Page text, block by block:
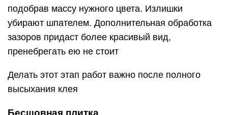
подобрав массу нужного цвета. Излишки
убирают шпателем. Дополнительная обработка
зазоров придаст более красивый вид,
пренебрегать ею не стоит
Делать этот этап работ важно после полного
высыхания клея
Бесшовная плитка